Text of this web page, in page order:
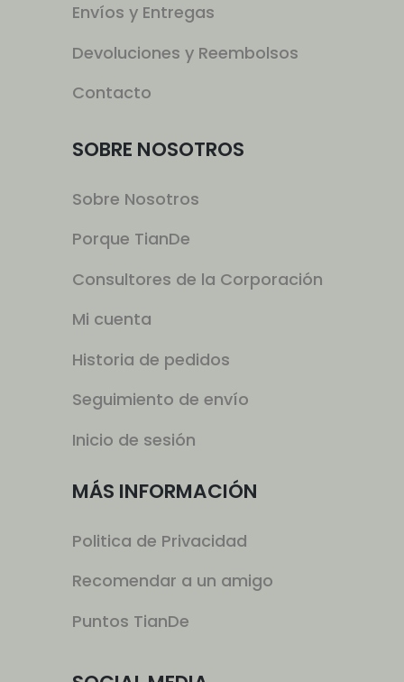
Envíos y Entregas
Devoluciones y Reembolsos
Contacto
SOBRE NOSOTROS
Sobre Nosotros
Porque TianDe
Consultores de la Corporación
Mi cuenta
Historia de pedidos
Seguimiento de envío
Inicio de sesión
MÁS INFORMACIÓN
Politica de Privacidad
Recomendar a un amigo
Puntos TianDe